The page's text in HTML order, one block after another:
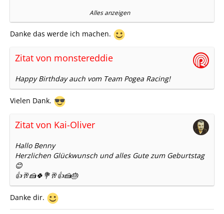
Martin
Alles anzeigen
Danke das werde ich machen.
Zitat von monstereddie
Happy Birthday auch vom Team Pogea Racing!
Vielen Dank.
Zitat von Kai-Oliver
Hallo Benny
Herzlichen Glückwunsch und alles Gute zum Geburtstag
😊
👍🥂🍰🍀💐🥂👍🍰🎂
Danke dir.